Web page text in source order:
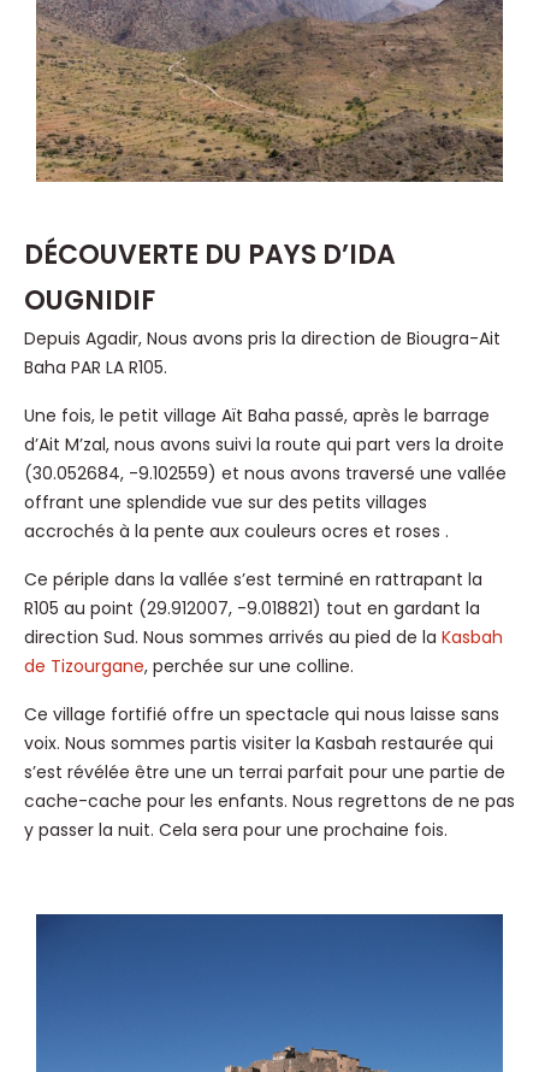
DÉCOUVERTE DU PAYS D’IDA
OUGNIDIF
Depuis Agadir, Nous avons pris la direction de Biougra-Ait
Baha PAR LA R105.
Une fois, le petit village Aït Baha passé, après le barrage
d’Ait M’zal, nous avons suivi la route qui part vers la droite
(30.052684, -9.102559) et nous avons traversé une vallée
offrant une splendide vue sur des petits villages
accrochés à la pente aux couleurs ocres et roses .
Ce périple dans la vallée s’est terminé en rattrapant la
R105 au point (29.912007, -9.018821) tout en gardant la
direction Sud. Nous sommes arrivés au pied de la Kasbah
de Tizourgane, perchée sur une colline.
Ce village fortifié offre un spectacle qui nous laisse sans
voix. Nous sommes partis visiter la Kasbah restaurée qui
s’est révélée être une un terrai parfait pour une partie de
cache-cache pour les enfants. Nous regrettons de ne pas
y passer la nuit. Cela sera pour une prochaine fois.